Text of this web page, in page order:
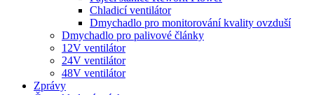
Chladicí ventilátor
Dmychadlo pro monitorování kvality ovzduší
Dmychadlo pro palivové články
12V ventilátor
24V ventilátor
48V ventilátor
Zprávy